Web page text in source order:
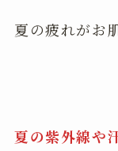
夏の疲れがお
夏の紫外線や